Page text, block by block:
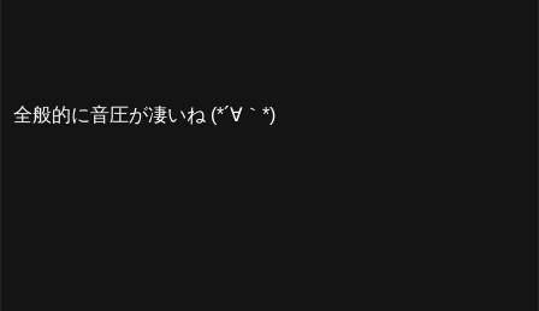
全般的に音圧が凄いね (*´∀｀*)